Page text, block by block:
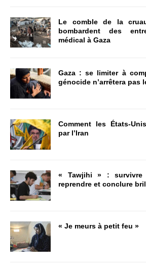
Le comble de la
bombardent des
médical à Gaza
Gaza : se limiter à
génocide n’arrêtera pas
Comment les États-
par l’Iran
« Tawjihi » : survivre
reprendre et conclure
« Je meurs à petit feu »